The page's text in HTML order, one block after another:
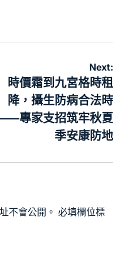
Next:
時價霜到九宮格時租
降，攝生防病合法時
專家支招筑牢秋夏
季安康防地
不會公開。 必填欄位標